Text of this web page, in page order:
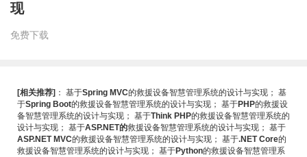
现
免费下载
[相关推荐] ： 基于Spring MVC的救援设备智慧管理系统的设计与实现 ； 基
于Spring Boot的救援设备智慧管理系统的设计与实现 ； 基于PHP的救援设
备智慧管理系统的设计与实现 ； 基于Think PHP的救援设备智慧管理系统的
设计与实现 ； 基于ASP.NET的救援设备智慧管理系统的设计与实现 ； 基于
ASP.NET MVC的救援设备智慧管理系统的设计与实现 ； 基于.NET Core的
救援设备智慧管理系统的设计与实现 ； 基于Python的救援设备智慧管理系